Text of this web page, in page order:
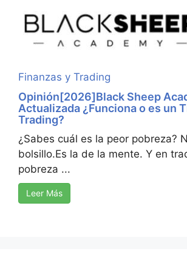
Finanzas y Trading
Opinión[2026]Black Sheep
Actualizada ¿Funciona o es un
Trading?
¿Sabes cuál es la peor pobreza?
bolsillo.Es la de la mente. Y en
pobreza ...
Leer Más